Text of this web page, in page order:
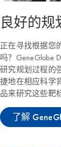
良好的规
正在寻找根据您
吗？GeneGlobe
研究规划过程的
捷地在相应科学
品来研究这些靶
了解